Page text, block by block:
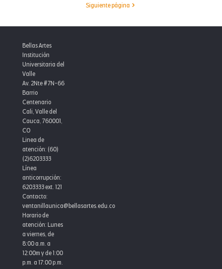
Siguiente página
Bellas Artes
Institución
Universitaria del
Valle
Av. 2Nte #7N-66
Barrio
Centenario
Cali, Valle del
Cauca, 760001,
CO
Linea de
atención: (60)
(2)6203333
Línea
anticorrupción:
6203333 ext. 121
Contacto:
ventanillaunica@bellasartes.edu.co
Horario de
atención: Lunes
a viernes, de
8:00 a.m. a
12:00m y de 1:00
p.m. a 17:00 p.m.